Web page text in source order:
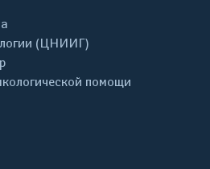
(ЦНИИГ)
помощи